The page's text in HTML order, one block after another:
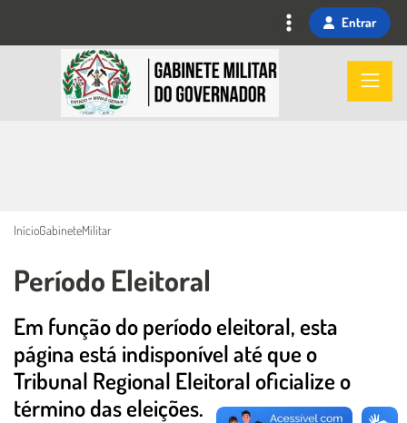
Entrar
Imagem
InícioGabineteMilitar
Período Eleitoral
Conteúdo Principal
Em função do período eleitoral, esta
página está indisponível até que o
Tribunal Regional Eleitoral oficialize o
término das eleições.